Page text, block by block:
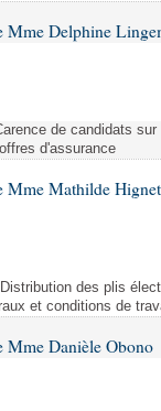
Mme Delphine
de candidats
d'assurance
Mme Mathilde Hignet
des plis
et conditions de
Mme Danièle Obono